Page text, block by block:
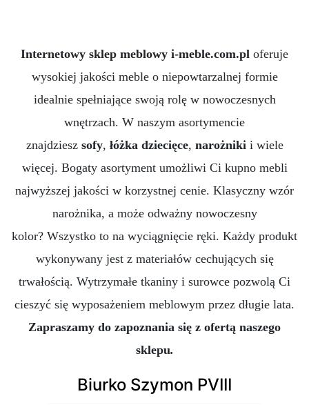
Internetowy sklep meblowy i-meble.com.pl oferuje
wysokiej jakości meble o niepowtarzalnej formie
idealnie spełniające swoją rolę w nowoczesnych
wnętrzach. W naszym asortymencie
znajdziesz sofy, łóżka dziecięce, narożniki i wiele
więcej. Bogaty asortyment umożliwi Ci kupno mebli
najwyższej jakości w korzystnej cenie. Klasyczny wzór
narożnika, a może odważny nowoczesny
kolor? Wszystko to na wyciągnięcie ręki. Każdy produkt
wykonywany jest z materiałów cechujących się
trwałością. Wytrzymałe tkaniny i surowce pozwolą Ci
cieszyć się wyposażeniem meblowym przez długie lata.
Zapraszamy do zapoznania się z ofertą naszego
sklepu.
Biurko Szymon PVIII